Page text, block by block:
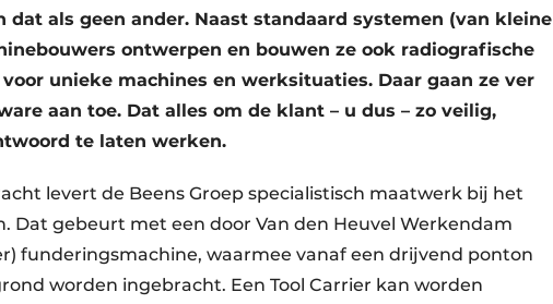
als geen ander. Naast standaard systemen (van kleine
ontwerpen en bouwen ze ook radiografische
unieke machines en werksituaties. Daar gaan ze ver
aan toe. Dat alles om de klant – u dus – zo veilig,
te laten werken.
levert de Beens Groep specialistisch maatwerk bij het
Dat gebeurt met een door Van den Heuvel Werkendam
funderingsmachine, waarmee vanaf een drijvend ponton
worden ingebracht. Een Tool Carrier kan worden